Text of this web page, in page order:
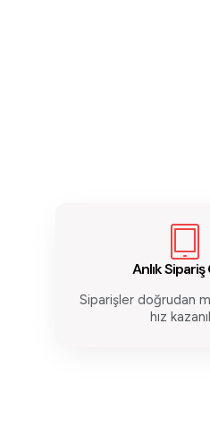
Anlık Sipariş
Siparişler doğrudan
hız